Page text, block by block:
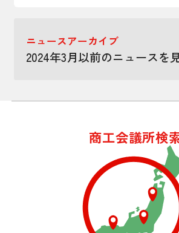
ニュースアーカイブ
2024年3月以前のニュースを
商工会議所検